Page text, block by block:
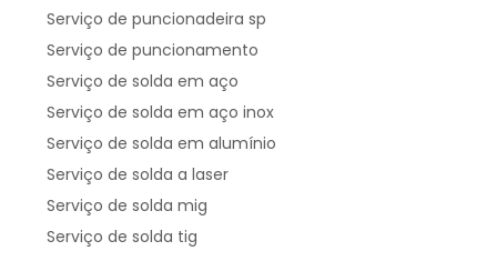
Serviço de puncionadeira sp
Serviço de puncionamento
Serviço de solda em aço
Serviço de solda em aço inox
Serviço de solda em alumínio
Serviço de solda a laser
Serviço de solda mig
Serviço de solda tig